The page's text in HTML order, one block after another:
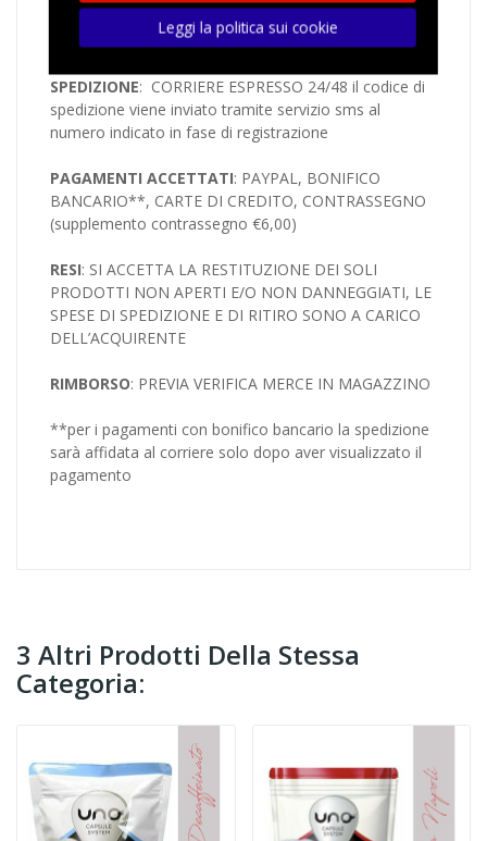
SARANNO ELABORATI IL GIORNO LAVORATIVO
SUCCESSIVO
SPEDIZIONE: CORRIERE ESPRESSO 24/48 il codice di
spedizione viene inviato tramite servizio sms al
numero indicato in fase di registrazione
PAGAMENTI ACCETTATI: PAYPAL, BONIFICO
BANCARIO**, CARTE DI CREDITO, CONTRASSEGNO
(supplemento contrassegno €6,00)
RESI: SI ACCETTA LA RESTITUZIONE DEI SOLI
PRODOTTI NON APERTI E/O NON DANNEGGIATI, LE
SPESE DI SPEDIZIONE E DI RITIRO SONO A CARICO
DELL’ACQUIRENTE
RIMBORSO: PREVIA VERIFICA MERCE IN MAGAZZINO
**per i pagamenti con bonifico bancario la spedizione
sarà affidata al corriere solo dopo aver visualizzato il
pagamento
3 Altri Prodotti Della Stessa
Categoria:
Leggi la politica sui cookie